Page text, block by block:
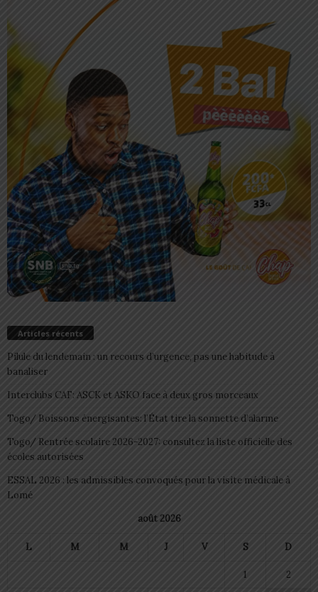
Articles récents
Pilule du lendemain : un recours d’urgence, pas une habitude à
banaliser
Interclubs CAF: ASCK et ASKO face à deux gros morceaux
Togo/ Boissons énergisantes: l’État tire la sonnette d’alarme
Togo/ Rentrée scolaire 2026-2027: consultez la liste officielle des
écoles autorisées
ESSAL 2026 : les admissibles convoqués pour la visite médicale à
Lomé
août 2026
L M M J V S D
1 2